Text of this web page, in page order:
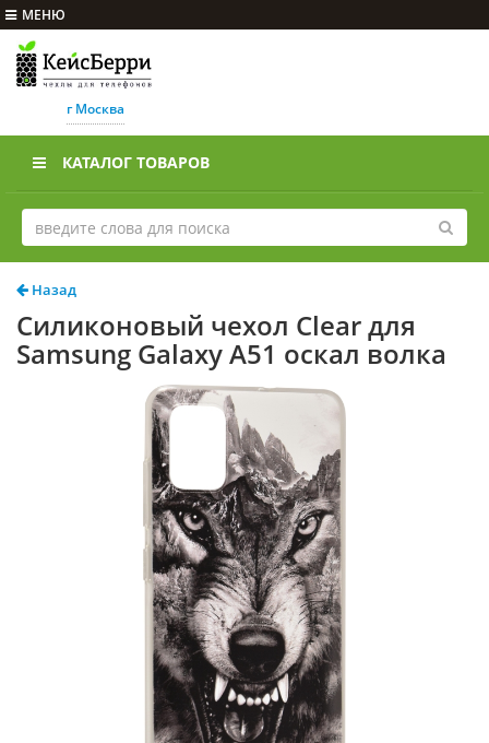
МЕНЮ
г Москва
КАТАЛОГ ТОВАРОВ
Назад
Силиконовый чехол Clear для
Samsung Galaxy A51 оскал волка